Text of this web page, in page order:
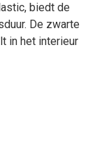
biedt de
De zwarte
in het interieur